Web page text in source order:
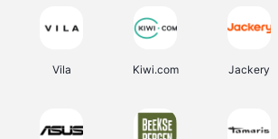
Vila Kiwi.com Jackery